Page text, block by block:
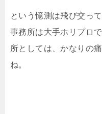
という憶測は飛び交っ
事務所は大手ホリプロ
所としては、かなりの
ね。